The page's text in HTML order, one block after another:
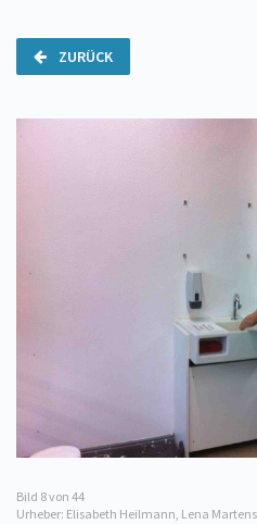
ZURÜCK
Bild 8von 44
Urheber: Elisabeth Heilmann, Lena